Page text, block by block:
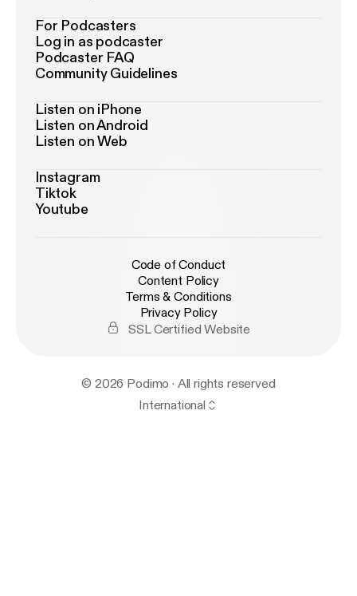
For Podcasters
Log in as podcaster
Podcaster FAQ
Community Guidelines
Listen on iPhone
Listen on Android
Listen on Web
Instagram
Tiktok
Youtube
Code of Conduct
Content Policy
Terms & Conditions
Privacy Policy
SSL Certified Website
© 2026 Podimo · All rights reserved
International